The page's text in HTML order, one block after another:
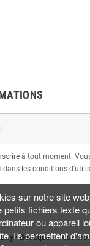
à tout moment.
les conditions
iBuy • Boutique| Tous
sur notre site
petits fichiers texte
ou appareil
Ils permettent